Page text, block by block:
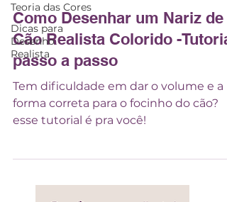
Teoria das Cores
Dicas para
Desenho
Realista
Como Desenhar um Nariz de
Cão Realista Colorido -Tutorial
passo a passo
Tem dificuldade em dar o volume e a
forma correta para o focinho do cão?
esse tutorial é pra você!